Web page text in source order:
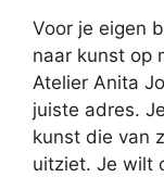
Voor je eigen
naar kunst op
Atelier Anita
juiste adres.
kunst die van
uitziet. Je wilt